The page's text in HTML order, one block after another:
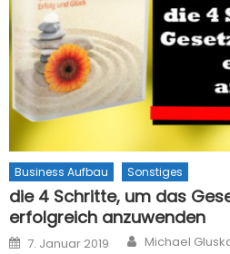
Business Aufbau Sonstiges
die 4 Schritte, um das
erfolgreich anzuwenden
Posted on
7. Januar 2019 Author
Michael